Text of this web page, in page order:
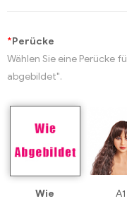
*Perücke
Wählen Sie eine Perücke
abgebildet".
Wie
A1